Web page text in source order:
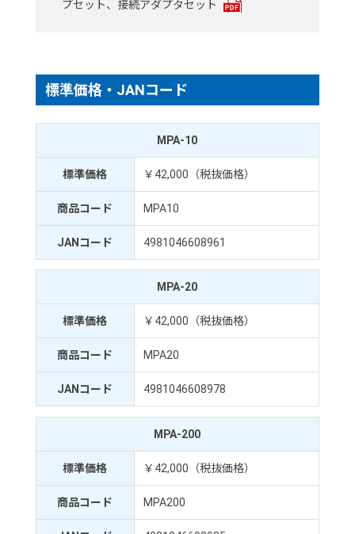
プセット、接続アダプタセット
標準価格・JANコード
MPA-10
標準価格 ￥42,000（税抜価格）
商品コード MPA10
JANコード 4981046608961
MPA-20
標準価格 ￥42,000（税抜価格）
商品コード MPA20
JANコード 4981046608978
MPA-200
標準価格 ￥42,000（税抜価格）
商品コード MPA200